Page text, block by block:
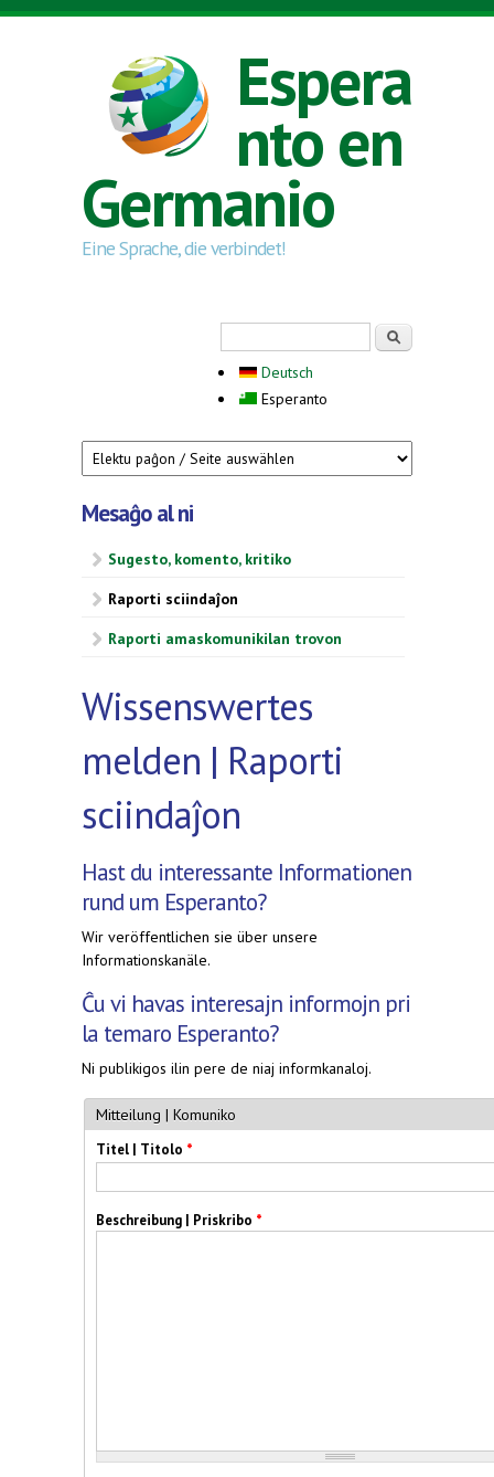
Skip to main content
Espera
nto en
Germanio
Eine Sprache, die verbindet!
Deutsch
Esperanto
Mesaĝo al ni
Sugesto, komento, kritiko
Raporti sciindaĵon
Raporti amaskomunikilan trovon
Wissenswertes
melden | Raporti
sciindaĵon
Hast du interessante Informationen
rund um Esperanto?
Wir veröffentlichen sie über unsere
Informationskanäle.
Ĉu vi havas interesajn informojn pri
la temaro Esperanto?
Ni publikigos ilin pere de niaj informkanaloj.
Mitteilung | Komuniko
Titel | Titolo *
Beschreibung | Priskribo *